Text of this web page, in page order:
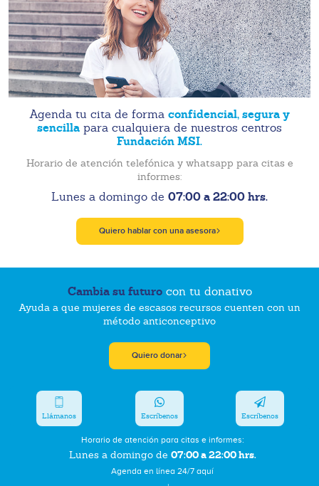
Agenda tu cita de forma confidencial, segura y
sencilla para cualquiera de nuestros centros
Fundación MSI.
Horario de atención telefónica y whatsapp para citas e
informes:
Lunes a domingo de 07:00 a 22:00 hrs.
Quiero hablar con una asesora
Cambia su futurocon tu donativo
Ayuda a que mujeres de escasos recursos cuenten con un
método anticonceptivo
Quiero donar
Horario de atención para citas e informes:
Lunes a domingo de 07:00 a 22:00 hrs.
Agenda en línea 24/7 aquí
Llámanos Escríbenos Escríbenos